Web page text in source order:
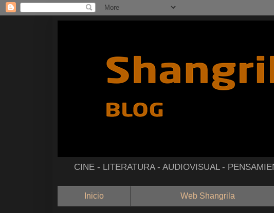
CINE - LITERATURA - AUDIOVISUAL -
Inicio Web Shangrila